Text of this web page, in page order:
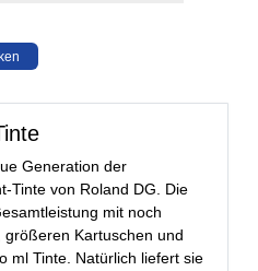
Generation der
Tinte von Roland DG. Die
mit noch
Kartuschen und
ml Tinte. Natürlich liefert sie